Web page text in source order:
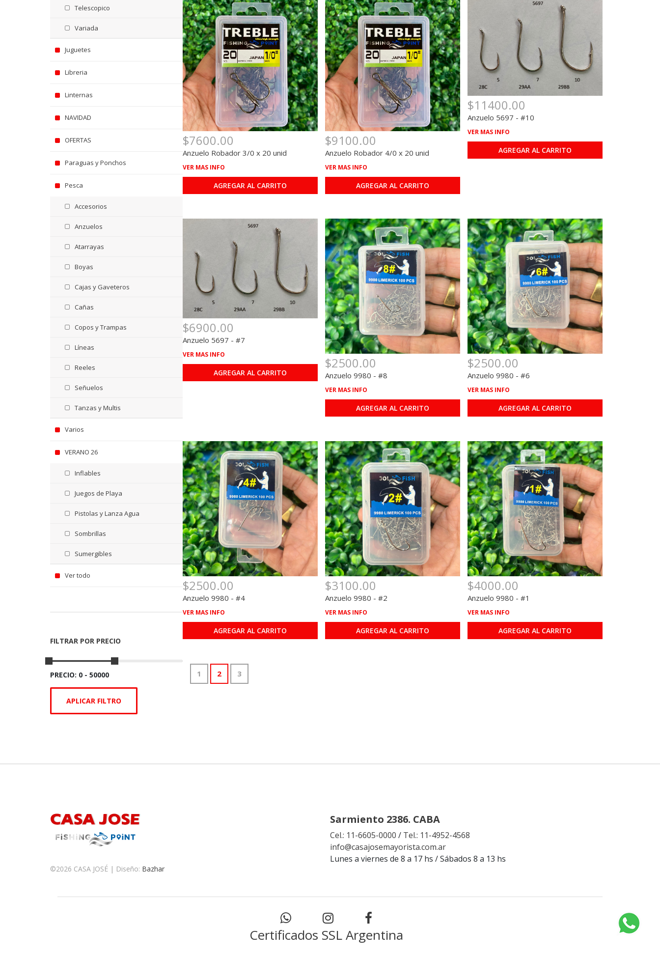
Telescopico
Variada
Juguetes
Libreria
Linternas
NAVIDAD
OFERTAS
Paraguas y Ponchos
Pesca
Accesorios
Anzuelos
Atarrayas
Boyas
Cajas y Gaveteros
Cañas
Copos y Trampas
Líneas
Reeles
Señuelos
Tanzas y Multis
Varios
VERANO 26
Inflables
Juegos de Playa
Pistolas y Lanza Agua
Sombrillas
Sumergibles
Ver todo
FILTRAR POR PRECIO
PRECIO: 0 - 50000
APLICAR FILTRO
$7600.00
Anzuelo Robador 3/0 x 20 unid
VER MAS INFO
AGREGAR AL CARRITO
$9100.00
Anzuelo Robador 4/0 x 20 unid
VER MAS INFO
AGREGAR AL CARRITO
$11400.00
Anzuelo 5697 - #10
VER MAS INFO
AGREGAR AL CARRITO
$6900.00
Anzuelo 5697 - #7
VER MAS INFO
AGREGAR AL CARRITO
$2500.00
Anzuelo 9980 - #8
VER MAS INFO
AGREGAR AL CARRITO
$2500.00
Anzuelo 9980 - #6
VER MAS INFO
AGREGAR AL CARRITO
$2500.00
Anzuelo 9980 - #4
VER MAS INFO
AGREGAR AL CARRITO
$3100.00
Anzuelo 9980 - #2
VER MAS INFO
AGREGAR AL CARRITO
$4000.00
Anzuelo 9980 - #1
VER MAS INFO
AGREGAR AL CARRITO
1 2 3
©2026 CASA JOSÉ | Diseño: Bazhar
Sarmiento 2386. CABA
Cel.: 11-6605-0000 / Tel.: 11-4952-4568
info@casajosemayorista.com.ar
Lunes a viernes de 8 a 17 hs / Sábados 8 a 13 hs
Certificados SSL Argentina